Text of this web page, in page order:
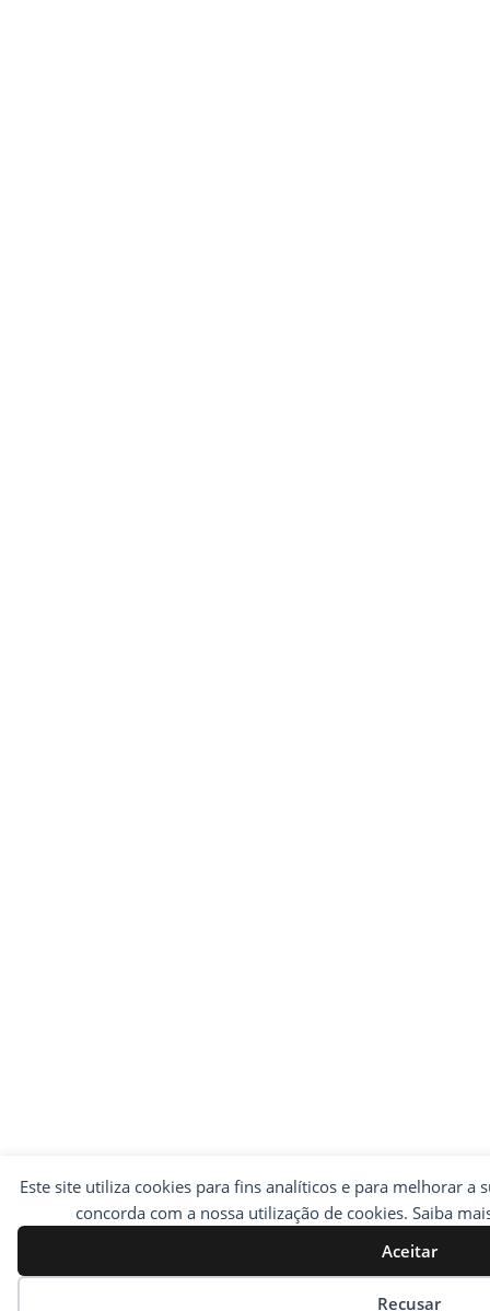
Este site utiliza cookies para fins analíticos e para melhorar a
concorda com a nossa utilização de cookies. Saiba
Aceitar
Recusar